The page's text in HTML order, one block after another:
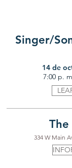
Singer/
14 de
7:00 p.
334 W Main